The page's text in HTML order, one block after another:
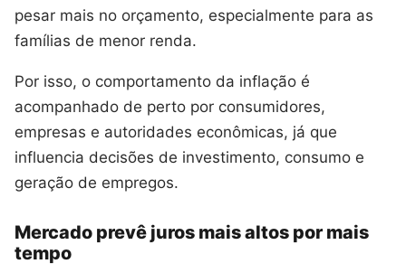
pesar mais no orçamento, especialmente para as
famílias de menor renda.
Por isso, o comportamento da inflação é
acompanhado de perto por consumidores,
empresas e autoridades econômicas, já que
influencia decisões de investimento, consumo e
geração de empregos.
Mercado prevê juros mais altos por mais
tempo